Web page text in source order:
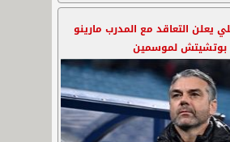
يعلن التعاقد مع المدرب مارينو
بوتشيتش لموسمين